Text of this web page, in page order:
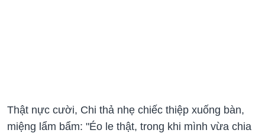
Thật nực cười, Chi thả nhẹ chiếc thiệp xuống bàn,
miệng lẩm bẩm: "Éo le thật, trong khi mình vừa chia